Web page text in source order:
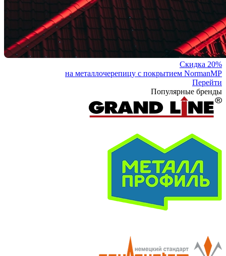
Скидка 20%
на металлочерепицу с покрытием NormanMP
Перейти
Популярные бренды